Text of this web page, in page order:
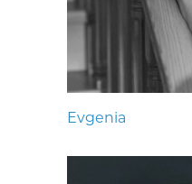
Evgenia